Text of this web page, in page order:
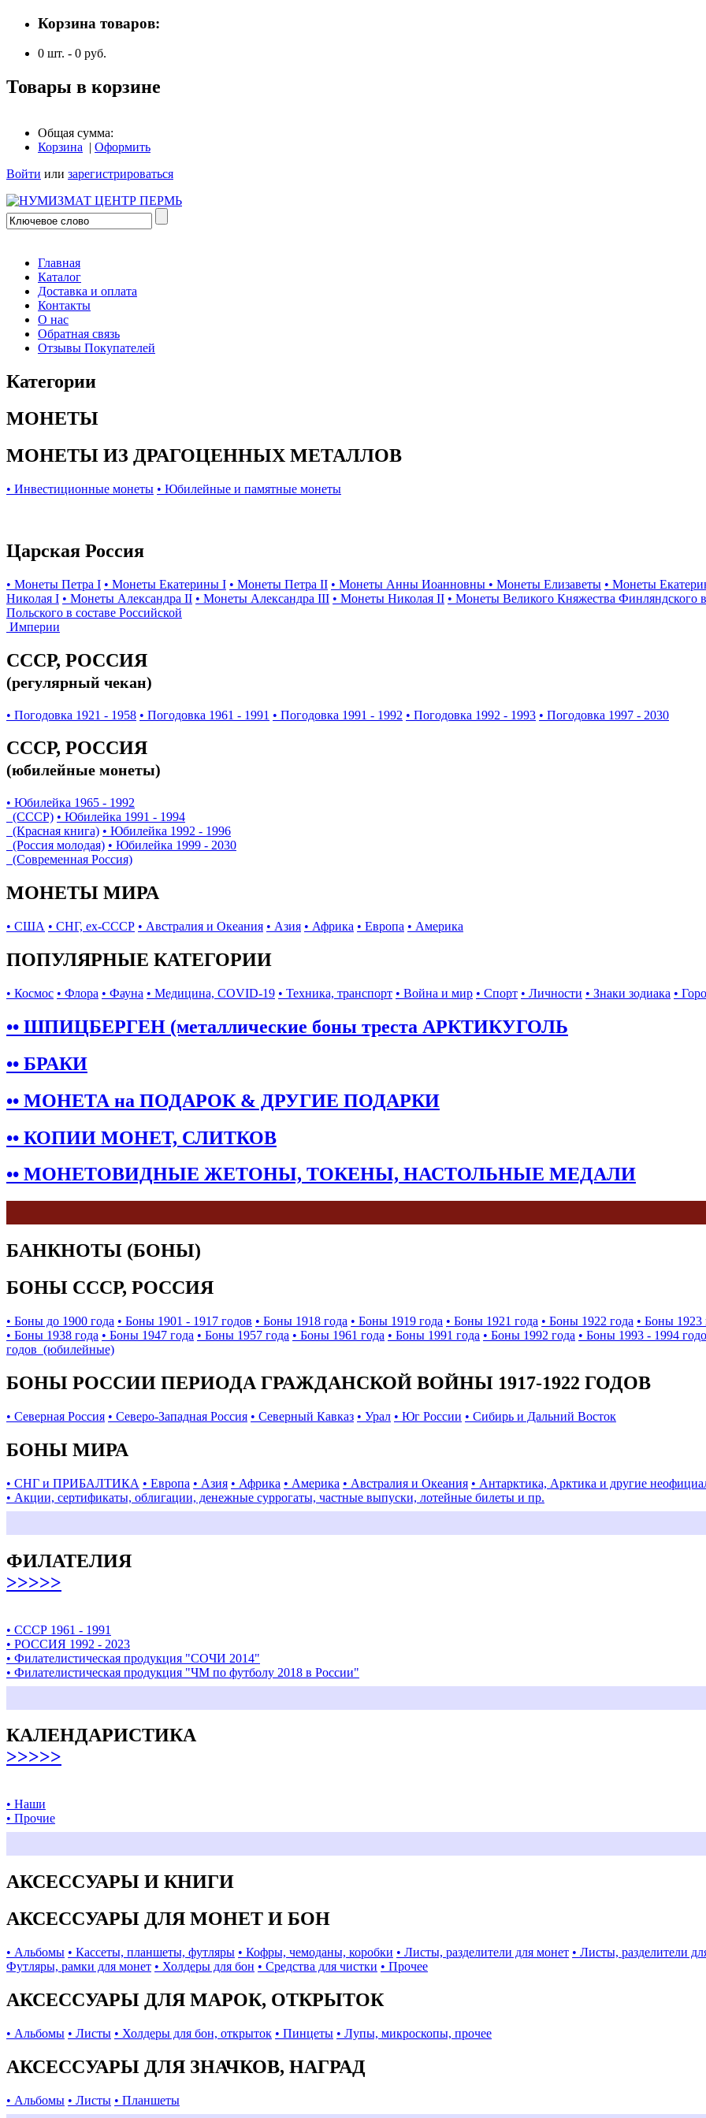
Корзина товаров:
0 шт. - 0 руб.
Товары в корзине
Общая сумма:
Корзина | Оформить
Войти или зарегистрироваться
Главная
Каталог
Доставка и оплата
Контакты
О нас
Обратная связь
Отзывы Покупателей
Категории
МОНЕТЫ
МОНЕТЫ ИЗ ДРАГОЦЕННЫХ МЕТАЛЛОВ
• Инвестиционные монеты • Юбилейные и памятные монеты
Царская Россия
• Монеты Петра I • Монеты Екатерины I • Монеты Петра II • Монеты Анны Иоанновны • Монеты Елизаветы • Монеты
Николая I • Монеты Александра II • Монеты Александра III • Монеты Николая II • Монеты Великого Княжества Финляндского
Польского в составе Российской
Империи
СССР, РОССИЯ
(регулярный чекан)
• Погодовка 1921 - 1958 • Погодовка 1961 - 1991 • Погодовка 1991 - 1992 • Погодовка 1992 - 1993 • Погодовка 1997 - 2030
СССР, РОССИЯ
(юбилейные монеты)
• Юбилейка 1965 - 1992
(СССР) • Юбилейка 1991 - 1994
(Красная книга) • Юбилейка 1992 - 1996
(Россия молодая) • Юбилейка 1999 - 2030
(Современная Россия)
МОНЕТЫ МИРА
• США • СНГ, ex-СССР • Австралия и Океания • Азия • Африка • Европа • Америка
ПОПУЛЯРНЫЕ КАТЕГОРИИ
• Космос • Флора • Фауна • Медицина, COVID-19 • Техника, транспорт • Война и мир • Спорт • Личности • Знаки зодиака •
•• ШПИЦБЕРГЕН (металлические боны треста АРКТИКУГОЛЬ
•• БРАКИ
•• МОНЕТА на ПОДАРОК & ДРУГИЕ ПОДАРКИ
•• КОПИИ МОНЕТ, СЛИТКОВ
•• МОНЕТОВИДНЫЕ ЖЕТОНЫ, ТОКЕНЫ, НАСТОЛЬНЫЕ МЕДАЛИ
БАНКНОТЫ (БОНЫ)
БОНЫ СССР, РОССИЯ
• Боны до 1900 года • Боны 1901 - 1917 годов • Боны 1918 года • Боны 1919 года • Боны 1921 года • Боны 1922 года • Боны 1923
• Боны 1938 года • Боны 1947 года • Боны 1957 года • Боны 1961 года • Боны 1991 года • Боны 1992 года • Боны 1993 - 1994
годов (юбилейные)
БОНЫ РОССИИ ПЕРИОДА ГРАЖДАНСКОЙ ВОЙНЫ 1917-1922 ГОДОВ
• Северная Россия • Северо-Западная Россия • Северный Кавказ • Урал • Юг России • Сибирь и Дальний Восток
БОНЫ МИРА
• СНГ и ПРИБАЛТИКА • Европа • Азия • Африка • Америка • Австралия и Океания • Антарктика, Арктика и другие
• Акции, сертификаты, облигации, денежные суррогаты, частные выпуски, лотейные билеты и пр.
ФИЛАТЕЛИЯ
>>>>>
• СССР 1961 - 1991
• РОССИЯ 1992 - 2023
• Филателистическая продукция "СОЧИ 2014"
• Филателистическая продукция "ЧМ по футболу 2018 в России"
КАЛЕНДАРИСТИКА
>>>>>
• Наши
• Прочие
АКСЕССУАРЫ И КНИГИ
АКСЕССУАРЫ ДЛЯ МОНЕТ И БОН
• Альбомы • Кассеты, планшеты, футляры • Кофры, чемоданы, коробки • Листы, разделители для монет • Листы, разделители
Футляры, рамки для монет • Холдеры для бон • Средства для чистки • Прочее
АКСЕССУАРЫ ДЛЯ МАРОК, ОТКРЫТОК
• Альбомы • Листы • Холдеры для бон, открыток • Пинцеты • Лупы, микроскопы, прочее
АКСЕССУАРЫ ДЛЯ ЗНАЧКОВ, НАГРАД
• Альбомы • Листы • Планшеты